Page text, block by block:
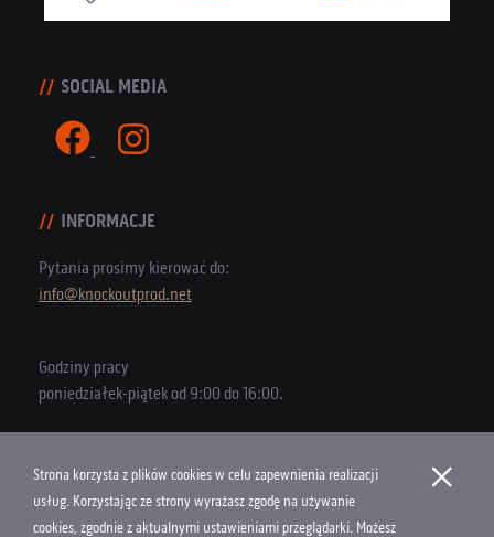
SOCIAL MEDIA
INFORMACJE
Pytania prosimy kierować do:
info@knockoutprod.net
Godziny pracy
poniedziałek-piątek od 9:00 do 16:00.
Copyright © 2026 Knock Out Productions
Polityka Cookies
Strona korzysta z plików cookies w celu zapewnienia realizacji
usług. Korzystając ze strony wyrażasz zgodę na używanie
cookies, zgodnie z aktualnymi ustawieniami przeglądarki. Możesz
×